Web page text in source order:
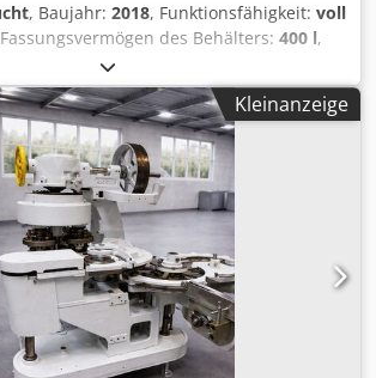
, Baujahr: 2018, Funktionsfähigkeit: voll
des Behälters: 400 l,
Agro entwickelte 400-Liter-Dampfkochtopf
für Fachleute der
die ihre Produktionskapazität
Dank seines Fassungsvermögens von
Sie die unterschiedlichsten Produkte
zubereiten. Tatsächlich gewährleistet
von Dampf ein gleichmäßiges Garen,
und Konsistenz der Zutaten erhalten
ist daher ideal für Zubereitungen, bei
Temperaturkontrolle erforderlich ist.
sein robustes und zuverlässiges
Einsatz auch in intensiven
Darüber hinaus vereint dieser
Kleinanzeige